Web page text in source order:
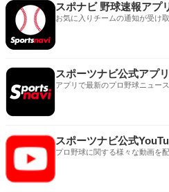
スポナビ 野球速報アプ
お気に入りチームの通知が受け
スポーツナビ公式アプリ
アプリで最新のプロ野球ニュー
スポーツナビ公式
プロ野球に関する様々な動画を配